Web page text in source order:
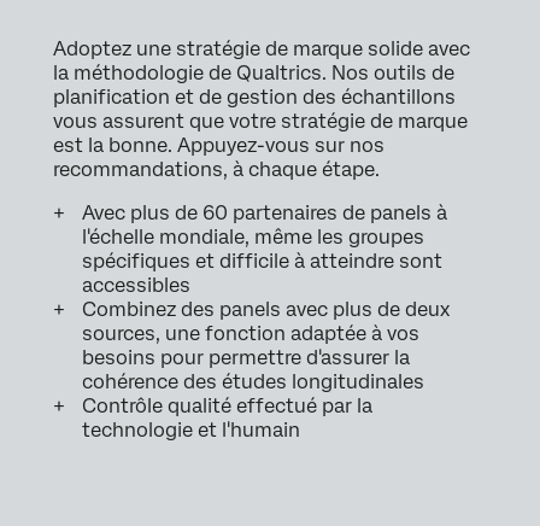
Adoptez une stratégie de marque solide avec
la méthodologie de Qualtrics. Nos outils de
planification et de gestion des échantillons
vous assurent que votre stratégie de marque
est la bonne. Appuyez-vous sur nos
recommandations, à chaque étape.
Avec plus de 60 partenaires de panels à
l'échelle mondiale, même les groupes
spécifiques et difficile à atteindre sont
accessibles
Combinez des panels avec plus de deux
sources, une fonction adaptée à vos
besoins pour permettre d'assurer la
cohérence des études longitudinales
Contrôle qualité effectué par la
technologie et l'humain